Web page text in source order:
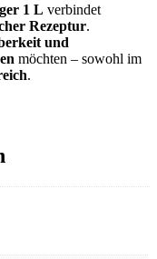
1 L verbindet
Rezeptur.
und
möchten – sowohl im
.